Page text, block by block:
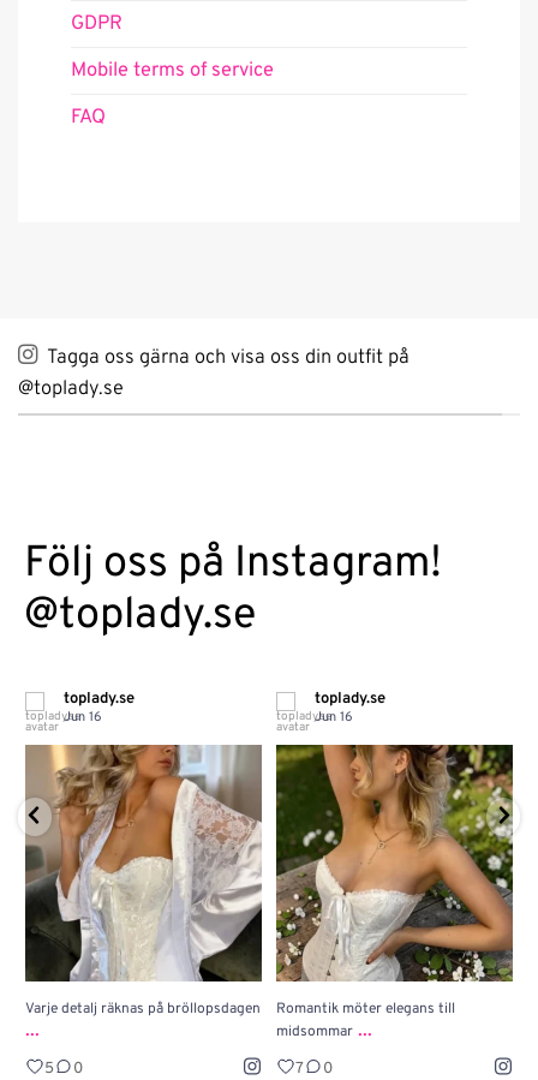
GDPR
Mobile terms of service
FAQ
Tagga oss gärna och visa oss din outfit på
@toplady.se
Följ oss på Instagram!
@toplady.se
toplady.se
Jun 16
Varje detalj räknas på bröllopsdagen
...
5 0
toplady.se
Jun 16
Romantik möter elegans till
midsommar ...
7 0